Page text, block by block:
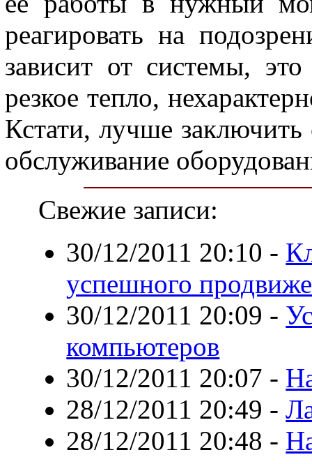
реагировать на
зависит от системы,
резкое тепло,
Кстати, лучше
обслуживание
Свежие записи:
30/12/2011 20:10 -
успешного
30/12/2011 20:09 -
компьютеров
30/12/2011 20:07 -
28/12/2011 20:49 -
28/12/2011 20:48 -